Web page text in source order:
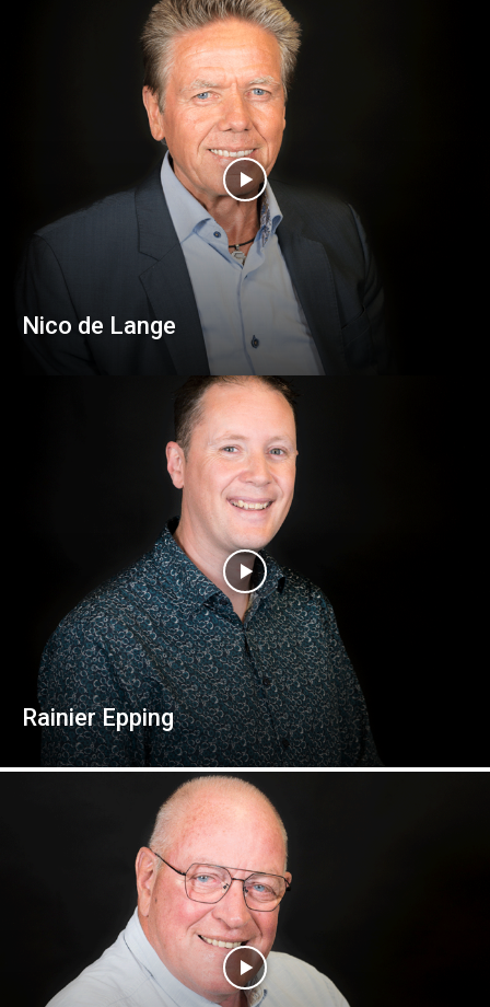
Nico de Lange
Rainier Epping